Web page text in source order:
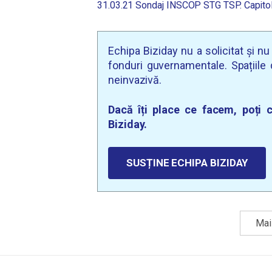
31.03.21 Sondaj INSCOP STG TSP.
Echipa Biziday nu a solicitat și
fonduri guvernamentale.
neinvazivă.
Dacă îți place ce facem, poți
Biziday.
SUSȚINE ECHIPA BIZIDAY